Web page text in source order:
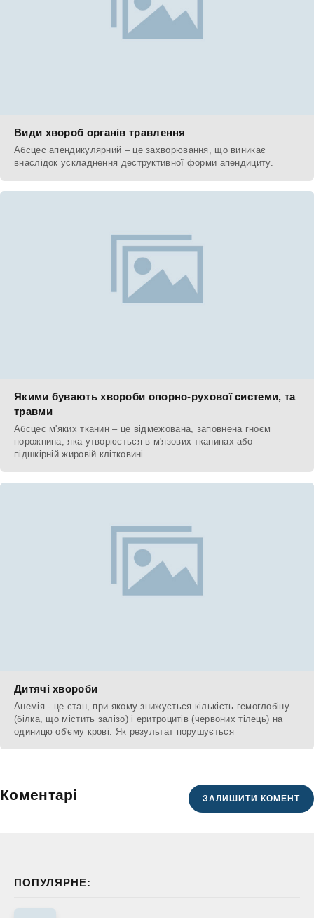
ПОПУЛЯРНЕ:
Види хвороб органів травлення
Абсцес апендикулярний – це захворювання, що виникає
внаслідок ускладнення деструктивної форми апендициту.
Якими бувають хвороби опорно-рухової системи, та
травми
Абсцес м'яких тканин – це відмежована, заповнена гноєм
порожнина, яка утворюється в м'язових тканинах або
підшкірній жировій клітковині.
Дитячі хвороби
Анемія - це стан, при якому знижується кількість гемоглобіну
(білка, що містить залізо) і еритроцитів (червоних тілець) на
одиницю об'єму крові. Як результат порушується
Коментарі ЗАЛИШИТИ КОМЕНТ